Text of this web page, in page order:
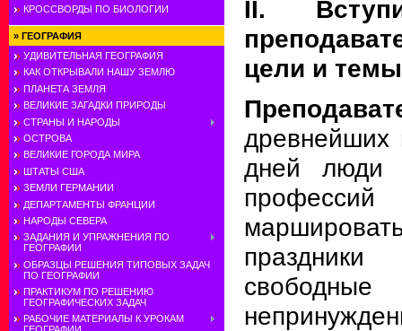
КРОССВОРДЫ ПО БИОЛОГИИ
» ГЕОГРАФИЯ
УДИВИТЕЛЬНАЯ ГЕОГРАФИЯ
КАК ОТКРЫВАЛИ НАШУ ЗЕМЛЮ
ПЛАНЕТА ЗЕМЛЯ
ВЕЛИКИЕ ЗАГАДКИ ПРИРОДЫ
СТРАНЫ И НАРОДЫ
ОСТРОВА
ВЕЛИКИЕ ГОРОДА МИРА
ШТАТЫ США
ЗЕМЛИ ГЕРМАНИИ
ДЕПАРТАМЕНТЫ ФРАНЦИИ
НАРОДЫ СЕВЕРА
ЗАДАНИЯ И УПРАЖНЕНИЯ ПО
ГЕОГРАФИИ
ОБРАЗЦЫ РЕШЕНИЯ ТИПОВЫХ ЗАДАЧ
ПО ГЕОГРАФИИ
ПРАКТИКУМ ПО РЕШЕНИЮ
ГЕОГРАФИЧЕСКИХ ЗАДАЧ
РАБОЧИЕ МАТЕРИАЛЫ К УРОКАМ
II.
цели и
дней люди
профессий